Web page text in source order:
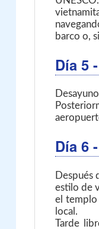
barco o,
Día 5
Día 6
Después
estilo de
el templo
local.
Tarde